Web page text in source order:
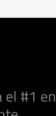
el #1